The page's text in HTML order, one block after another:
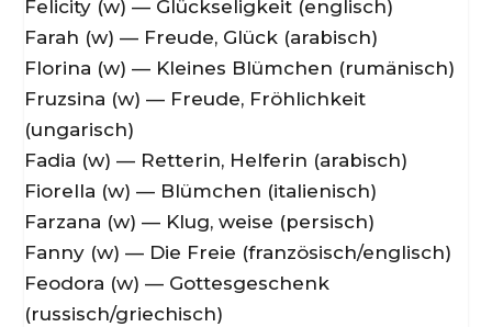
Felicity (w) — Glückseligkeit (englisch)
Farah (w) — Freude, Glück (arabisch)
Florina (w) — Kleines Blümchen (rumänisch)
Fruzsina (w) — Freude, Fröhlichkeit
(ungarisch)
Fadia (w) — Retterin, Helferin (arabisch)
Fiorella (w) — Blümchen (italienisch)
Farzana (w) — Klug, weise (persisch)
Fanny (w) — Die Freie (französisch/englisch)
Feodora (w) — Gottesgeschenk
(russisch/griechisch)